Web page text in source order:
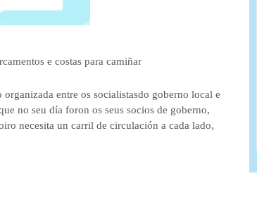
e costas para camiñar
entre os socialistasdo goberno local e
no seu día foron os seus socios de goberno,
necesita un carril de circulación a cada lado,